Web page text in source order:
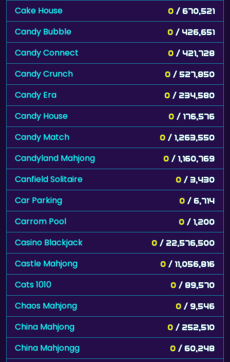
Cake House 0 / 670,521
Candy Bubble 0 / 426,651
Candy Connect 0 / 421,728
Candy Crunch 0 / 527,850
Candy Era 0 / 234,580
Candy House 0 / 176,576
Candy Match 0 / 1,263,550
Candyland Mahjong 0 / 1,160,769
Canfield Solitaire 0 / 3,430
Car Parking 0 / 6,714
Carrom Pool 0 / 1,200
Casino Blackjack 0 / 22,576,500
Castle Mahjong 0 / 11,056,816
Cats 1010 0 / 89,570
Chaos Mahjong 0 / 9,546
China Mahjong 0 / 252,510
China Mahjongg 0 / 60,248